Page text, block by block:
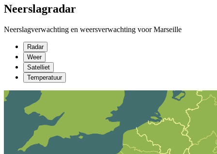
Neerslagradar
Neerslagverwachting en weersverwachting voor Marseille
Radar
Weer
Satelliet
Temperatuur